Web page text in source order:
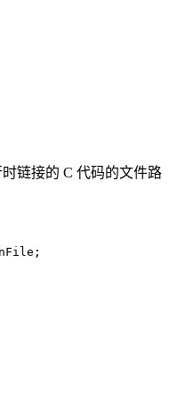
时链接的 C 代码的文件路
;